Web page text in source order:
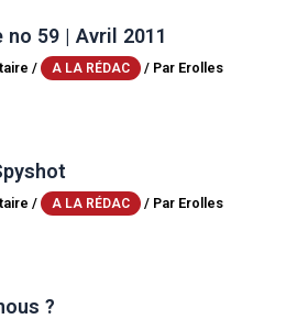
no 59 | Avril 2011
/ A LA RÉDAC / Par Erolles
/ A LA RÉDAC / Par Erolles
?